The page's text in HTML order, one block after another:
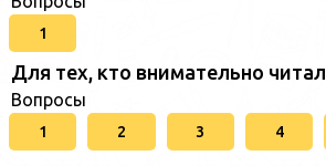
1
Для тех, кто внимательно читал
Вопросы
1 2 3 4